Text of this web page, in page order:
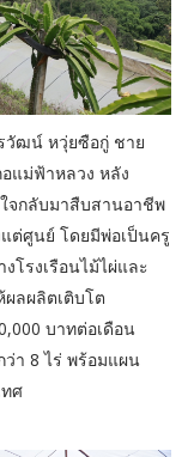
วัฒน์ หวุ่ยซือกู่ ชาย
แม่ฟ้าหลวง หลัง
จกลับมาสืบสานอาชีพ
แต่ศูนย์ โดยมีพ่อเป็นครู
โรงเรือนไม้ไผ่และ
ลผลิตเติบโต
บาทต่อเดือน
ว่า 8 ไร่ พร้อมแผน
ศ